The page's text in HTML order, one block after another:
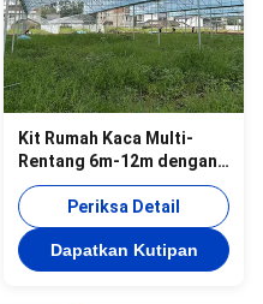
Kit Rumah Kaca Multi-
Rentang 6m-12m dengan
Film PE dan Garansi 10
Tahun
Periksa Detail
Dapatkan Kutipan